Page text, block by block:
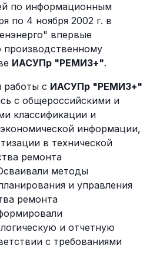
по информационным
по 4 ноября 2002 г. в
впервые
производственному
ИАСУПр "РЕМИЗ+".
работы с ИАСУПр "РЕМИЗ+"
с общероссийскими и
классификации и
информации,
в технической
ремонта
методы
и управления
ремонта
и отчетную
с требованиями